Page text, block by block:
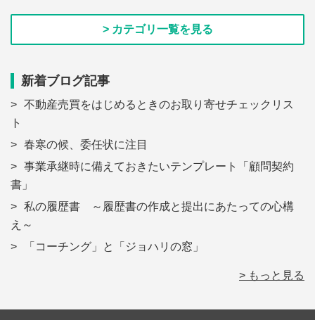
> カテゴリ一覧を見る
新着ブログ記事
不動産売買をはじめるときのお取り寄せチェックリス
ト
春寒の候、委任状に注目
事業承継時に備えておきたいテンプレート「顧問契約
書」
私の履歴書 ～履歴書の作成と提出にあたっての心構
え～
「コーチング」と「ジョハリの窓」
> もっと見る